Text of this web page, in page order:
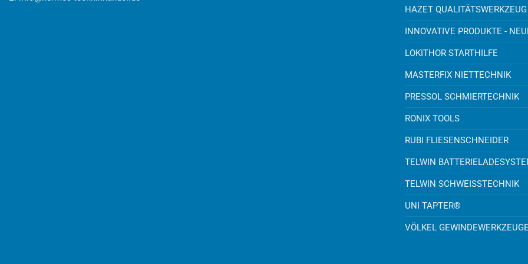
HAZET QUALITÄTSWERKZEUG
INNOVATIVE PRODUKTE -
LOKITHOR STARTHILFE
MASTERFIX NIETTECHNIK
PRESSOL SCHMIERTECHNIK
RONIX TOOLS
RUBI FLIESENSCHNEIDER
TELWIN
TELWIN SCHWEISSTECHNIK
UNI TAPTER®
VÖLKEL GEWINDEWERKZEUGE